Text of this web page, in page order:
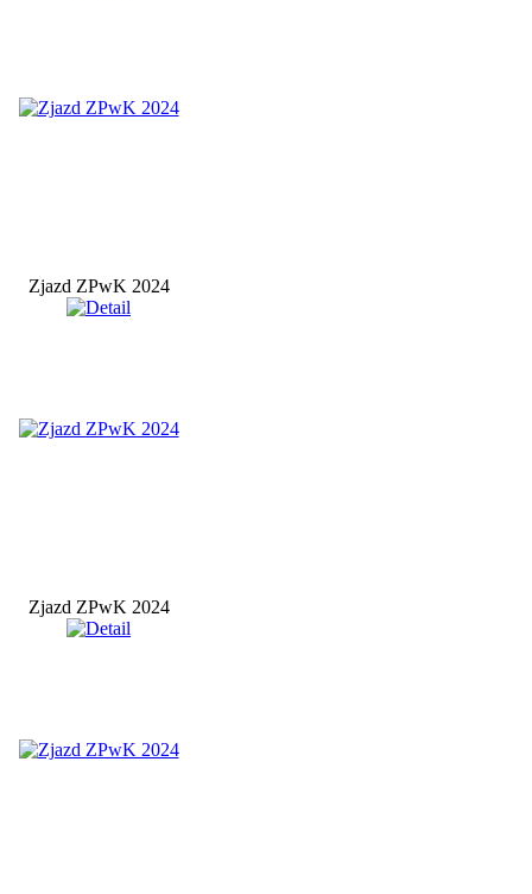
Zjazd ZPwK 2024
Zjazd ZPwK 2024